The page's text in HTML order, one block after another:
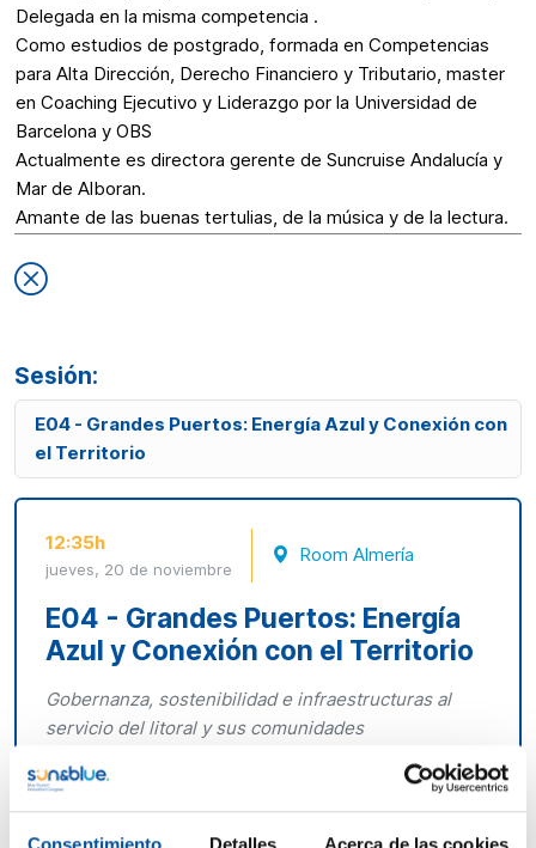
Delegada en la misma competencia .
Como estudios de postgrado, formada en Competencias
para Alta Dirección, Derecho Financiero y Tributario, master
en Coaching Ejecutivo y Liderazgo por la Universidad de
Barcelona y OBS
Actualmente es directora gerente de Suncruise Andalucía y
Mar de Alboran.
Amante de las buenas tertulias, de la música y de la lectura.
Sesión:
E04 - Grandes Puertos: Energía Azul y Conexión con
el Territorio
12:35h
jueves, 20 de noviembre
Room Almería
E04 - Grandes Puertos: Energía
Azul y Conexión con el Territorio
Gobernanza, sostenibilidad e infraestructuras al
servicio del litoral y sus comunidades
Los grandes puertos de interés general están
sostenible del litoral europeo. Esta mesa reunirá a